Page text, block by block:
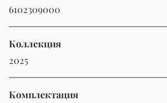
6102309000
Коллекция
2025
Комплектация